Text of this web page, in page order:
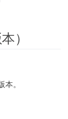
）
。